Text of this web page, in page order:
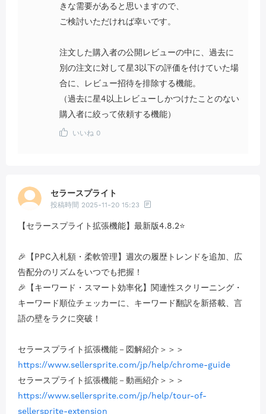
きな需要があると思いますので、
ご検討いただければ幸いです。
注文した購入者の公開レビューの中に、過去に
別の注文に対して星3以下の評価を付けていた場
合に、レビュー招待を排除する機能。
（過去に星4以上レビューしかつけたことのない
購入者に絞って依頼する機能）
いいね 0
セラースプライト
投稿時間 2025-11-20 15:23
【セラースプライト拡張機能】最新版4.8.2⭐
🎉【PPC入札額・柔軟管理】週次の履歴トレンドを追加、広
告配分のリズムをいつでも把握！
🎉【キーワード・スマート効率化】関連性スクリーニング・
キーワード順位チェッカーに、キーワード翻訳を新搭載、言
語の壁をラクに突破！
セラースプライト拡張機能－図解紹介＞＞＞
https://www.sellersprite.com/jp/help/chrome-guide
セラースプライト拡張機能－動画紹介＞＞＞
https://www.sellersprite.com/jp/help/tour-of-
sellersprite-extension